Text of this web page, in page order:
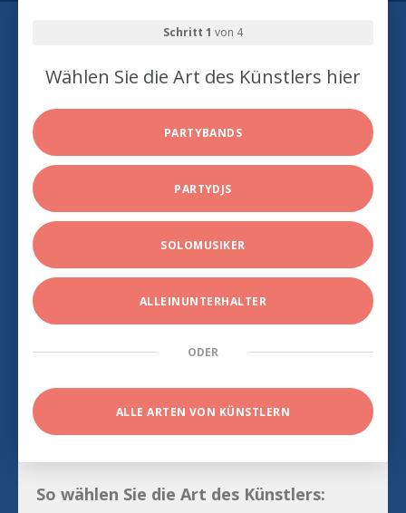
Schritt 1 von 4
Wählen Sie die Art des Künstlers hier
PARTYBANDS
PARTYDJS
SOLOMUSIKER
ALLEINUNTERHALTER
ODER
ALLE ARTEN VON KÜNSTLERN
So wählen Sie die Art des Künstlers: